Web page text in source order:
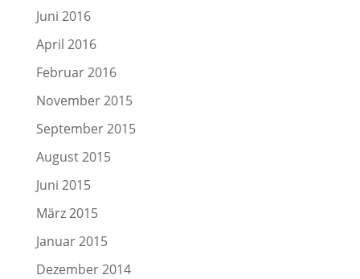
Juni 2016
April 2016
Februar 2016
November 2015
September 2015
August 2015
Juni 2015
März 2015
Januar 2015
Dezember 2014